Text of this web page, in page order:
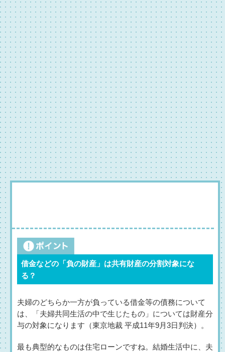
借金などの「負の財産」は共有財産の分割対象にな
る？
夫婦のどちらか一方が負っている借金等の債務について
は、「夫婦共同生活の中で生じたもの」については財産分
与の対象になります（東京地裁 平成11年9月3日判決）。
最も典型的なものは住宅ローンですね。結婚生活中に、夫